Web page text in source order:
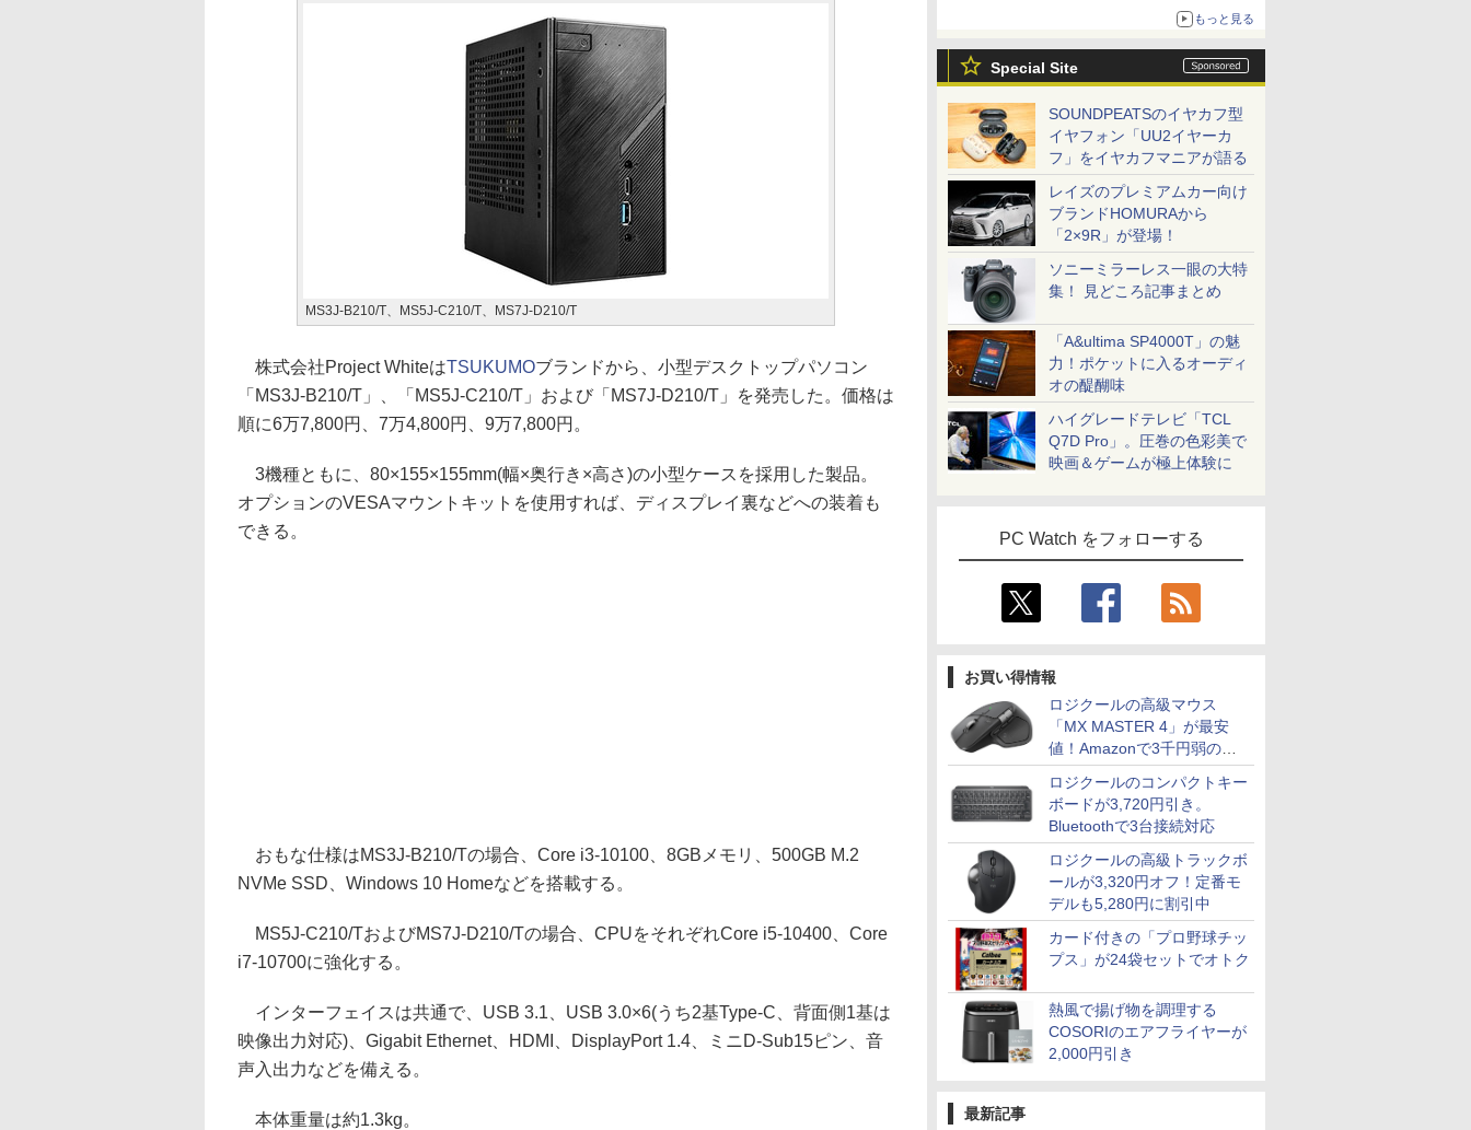
もっと見る
Special Site
SOUNDPEATSのイヤカフ型
イヤフォン「UU2イヤーカ
フ」をイヤカフマニアが語る
レイズのプレミアムカー向け
ブランドHOMURAから
「2×9R」が登場！
ソニーミラーレス一眼の大特
集！ 見どころ記事まとめ
「A&ultima SP4000T」の魅
力！ポケットに入るオーディ
オの醍醐味
ハイグレードテレビ「TCL
Q7D Pro」。圧巻の色彩美で
映画＆ゲームが極上体験に
PC Watch をフォローする
お買い得情報
ロジクールの高級マウス
「MX MASTER 4」が最安
値！Amazonで3千円弱の割
引
ロジクールのコンパクトキー
ボードが3,720円引き。
Bluetoothで3台接続対応
ロジクールの高級トラックボ
ールが3,320円オフ！定番モ
デルも5,280円に割引中
カード付きの「プロ野球チッ
プス」が24袋セットでオトク
熱風で揚げ物を調理する
COSORIのエアフライヤーが
2,000円引き
最新記事
MS3J-B210/T、MS5J-C210/T、MS7J-D210/T
株式会社Project WhiteはTSUKUMOブランドから、小型デスクトップパソコン
「MS3J-B210/T」、「MS5J-C210/T」および「MS7J-D210/T」を発売した。価格は
順に6万7,800円、7万4,800円、9万7,800円。
3機種ともに、80×155×155mm(幅×奥行き×高さ)の小型ケースを採用した製品。
オプションのVESAマウントキットを使用すれば、ディスプレイ裏などへの装着も
できる。
おもな仕様はMS3J-B210/Tの場合、Core i3-10100、8GBメモリ、500GB M.2
NVMe SSD、Windows 10 Homeなどを搭載する。
MS5J-C210/TおよびMS7J-D210/Tの場合、CPUをそれぞれCore i5-10400、Core
i7-10700に強化する。
インターフェイスは共通で、USB 3.1、USB 3.0×6(うち2基Type-C、背面側1基は
映像出力対応)、Gigabit Ethernet、HDMI、DisplayPort 1.4、ミニD-Sub15ピン、音
声入出力などを備える。
本体重量は約1.3kg。